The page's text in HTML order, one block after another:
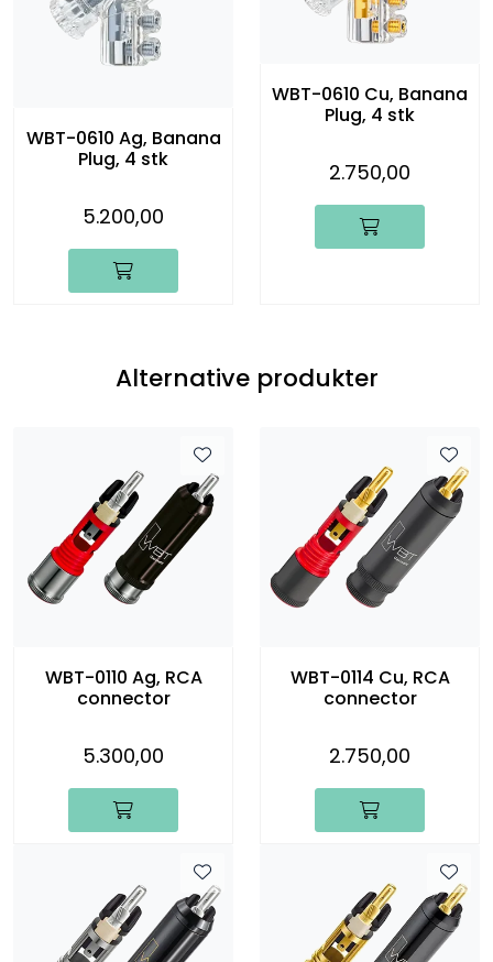
WBT-0610 Ag, Banana
Plug, 4 stk
5.200,00
WBT-0610 Cu, Banana
Plug, 4 stk
2.750,00
Alternative produkter
WBT-0110 Ag, RCA
connector
5.300,00
WBT-0114 Cu, RCA
connector
2.750,00